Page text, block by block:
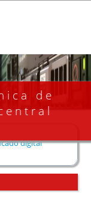
de
digital